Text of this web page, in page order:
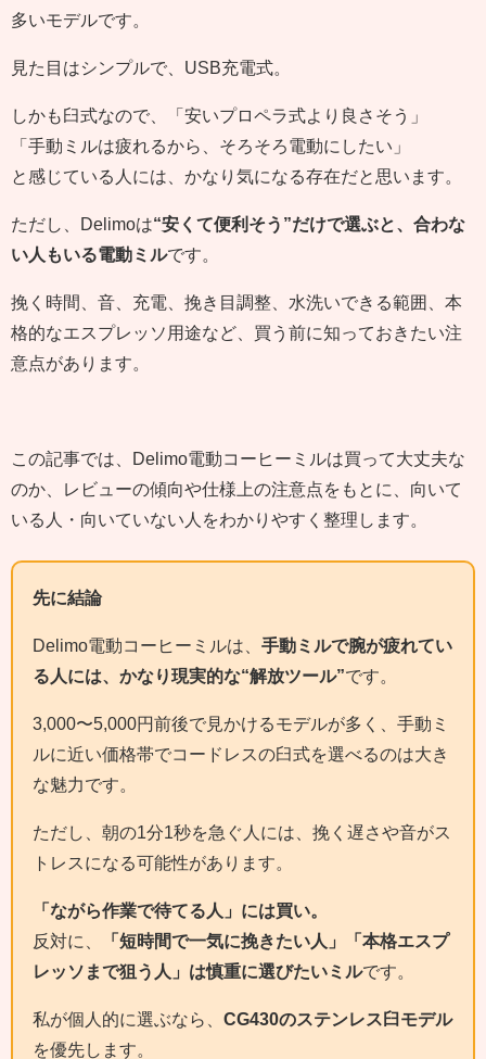
多いモデルです。
見た目はシンプルで、USB充電式。
しかも臼式なので、「安いプロペラ式より良さそう」
「手動ミルは疲れるから、そろそろ電動にしたい」
と感じている人には、かなり気になる存在だと思います。
ただし、Delimoは“安くて便利そう”だけで選ぶと、合わな
い人もいる電動ミルです。
挽く時間、音、充電、挽き目調整、水洗いできる範囲、本
格的なエスプレッソ用途など、買う前に知っておきたい注
意点があります。
この記事では、Delimo電動コーヒーミルは買って大丈夫な
のか、レビューの傾向や仕様上の注意点をもとに、向いて
いる人・向いていない人をわかりやすく整理します。
先に結論
Delimo電動コーヒーミルは、 手動ミルで腕が疲れてい
る人には、かなり現実的な“解放ツール”です。
3,000〜5,000円前後で見かけるモデルが多く、手動ミ
ルに近い価格帯でコードレスの臼式を選べるのは大き
な魅力です。
ただし、朝の1分1秒を急ぐ人には、挽く遅さや音がス
トレスになる可能性があります。
「ながら作業で待てる人」には買い。
反対に、
「短時間で一気に挽きたい人」「本格エスプ
レッソまで狙う人」は慎重に選びたいミルです。
私が個人的に選ぶなら、 CG430のステンレス臼モデル
を優先します。